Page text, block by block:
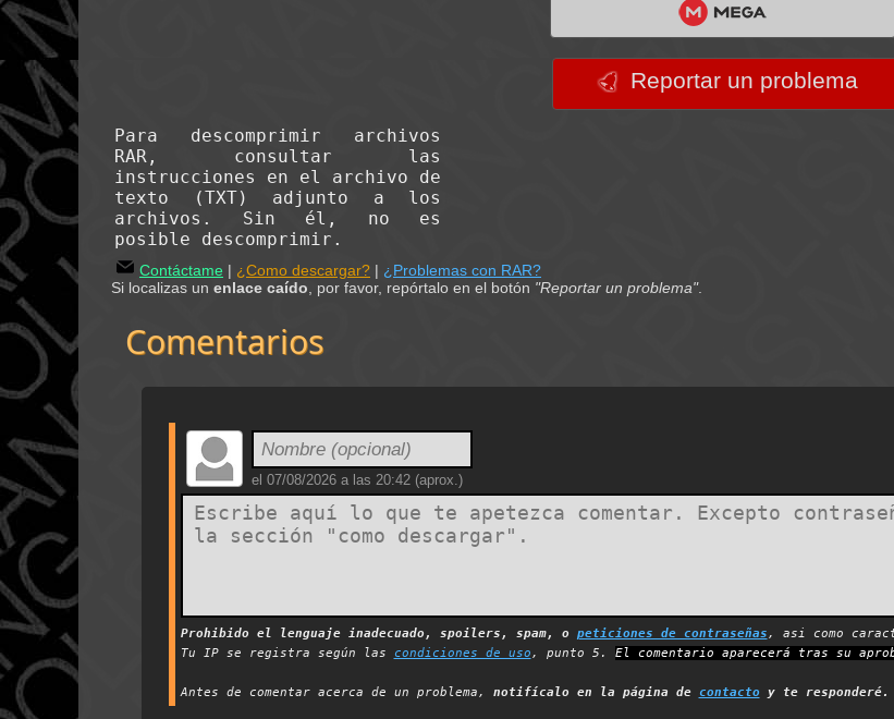
Reportar un problema
Para descomprimir archivos
RAR, consultar las
instrucciones en el archivo de
texto (TXT) adjunto a los
archivos. Sin él, no es
posible descomprimir.
Contáctame | ¿Como descargar? | ¿Problemas con RAR?
Si localizas un enlace caído , por favor, repórtalo en el botón "Reportar un problema".
Comentarios
el 07/08/2026 a las 20:42(aprox.)
Prohibido el lenguaje inadecuado, spoilers, spam, o peticiones de contraseñas, asi como
Tu IP se registra según las condiciones de uso, punto 5. El comentario aparecerá tras su
Antes de comentar acerca de un problema, notifícalo en la página de contacto y te responderé.